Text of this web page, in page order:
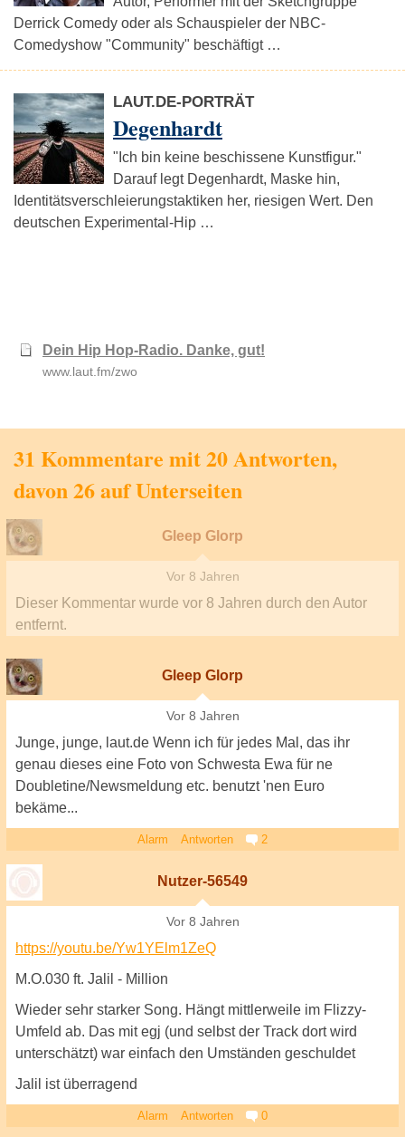
Derrick Comedy oder als Schauspieler der NBC-
Comedyshow "Community" beschäftigt …
LAUT.DE-PORTRÄT
Degenhardt
"Ich bin keine beschissene Kunstfigur."
Darauf legt Degenhardt, Maske hin,
Identitätsverschleierungstaktiken her, riesigen Wert. Den
deutschen Experimental-Hip …
Dein Hip Hop-Radio. Danke, gut!
www.laut.fm/zwo
31 Kommentare mit 20 Antworten,
davon 26 auf Unterseiten
Gleep Glorp
Vor 8 Jahren
Dieser Kommentar wurde vor 8 Jahren durch den Autor
entfernt.
Gleep Glorp
Vor 8 Jahren
Junge, junge, laut.de Wenn ich für jedes Mal, das ihr
genau dieses eine Foto von Schwesta Ewa für ne
Doubletine/Newsmeldung etc. benutzt 'nen Euro
bekäme...
Alarm Antworten 2
Nutzer-56549
Vor 8 Jahren
https://youtu.be/Yw1YElm1ZeQ
M.O.030 ft. Jalil - Million
Wieder sehr starker Song. Hängt mittlerweile im Flizzy-
Umfeld ab. Das mit egj (und selbst der Track dort wird
unterschätzt) war einfach den Umständen geschuldet
Jalil ist überragend
Alarm Antworten 0